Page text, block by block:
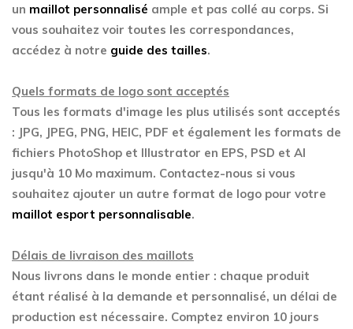
un maillot personnalisé ample et pas collé au corps. Si
vous souhaitez voir toutes les correspondances,
accédez à notre guide des tailles.
Quels formats de logo sont acceptés
Tous les formats d'image les plus utilisés sont acceptés
: JPG, JPEG, PNG, HEIC, PDF et également les formats de
fichiers PhotoShop et Illustrator en EPS, PSD et AI
jusqu'à 10 Mo maximum. Contactez-nous si vous
souhaitez ajouter un autre format de logo pour votre
maillot esport personnalisable.
Délais de livraison des maillots
Nous livrons dans le monde entier : chaque produit
étant réalisé à la demande et personnalisé, un délai de
production est nécessaire. Comptez environ 10 jours